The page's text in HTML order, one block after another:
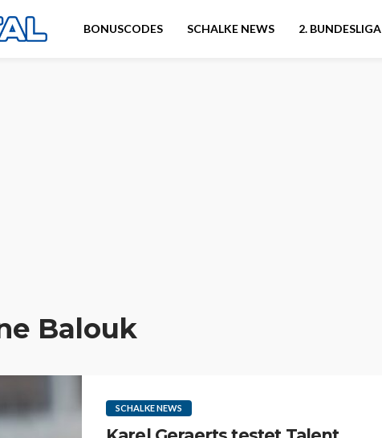
BONUSCODES SCHALKE NEWS 2. BUNDESLIGA
Balouk
SCHALKE NEWS